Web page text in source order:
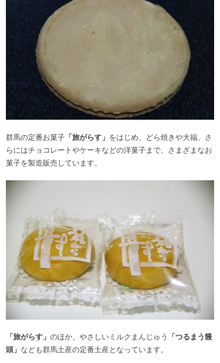
群馬の定番お菓子「旅がらす」 をはじめ、どら焼きや大福、さ
らにはチョコレートやケーキなどの洋菓子まで、さまざまなお
菓子を製造販売しています。
「旅がらす」 のほか、やさしいミルクまんじゅう
「つるまう饅
頭」 なども群馬土産の定番土産となっています。